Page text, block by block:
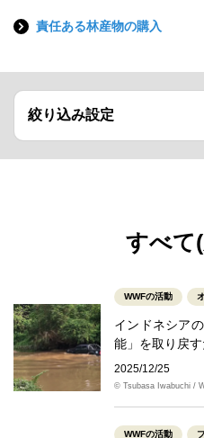
責任ある林産物の購入
絞り込み設定
すべて
WWFの活動
インドネシア
能」を取り戻す
2025/12/25
© Tsubasa Iwabuchi /
WWFの活動